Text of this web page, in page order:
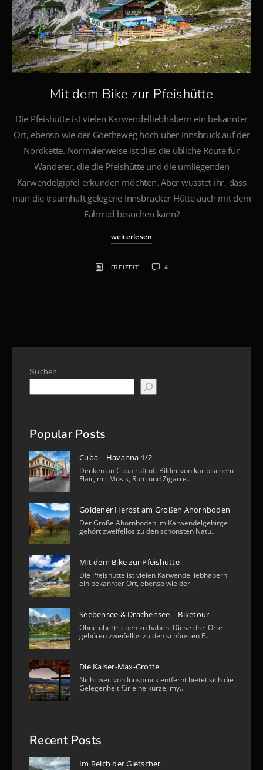
Mit dem Bike zur Pfeishütte
Die Pfeishütte ist vielen Karwendelliebhabern ein bekannter
Ort, ebenso wie der Goetheweg hoch über Innsbruck auf der
Nordkette. Normalerweise ist dies die übliche Route für
Wanderer, die die Pfeishütte und die umliegenden
Karwendelgipfel erkunden möchten. Aber wusstet ihr, dass
man die traumhaft gelegene Innsbrucker Hütte auch mit dem
Fahrrad besuchen kann?
weiterlesen
FREIZEIT 4
Suchen
Popular Posts
Cuba – Havanna 1/2
Denken an Cuba ruft oft Bilder von karibischem
Flair, mit Musik, Rum und Zigarre..
Goldener Herbst am Großen Ahornboden
Der Große Ahornboden im Karwendelgebirge
gehört zweifellos zu den schönsten Natu..
Mit dem Bike zur Pfeishütte
Die Pfeishütte ist vielen Karwendelliebhabern
ein bekannter Ort, ebenso wie der..
Seebensee & Drachensee – Biketour
Ohne übertrieben zu haben: Diese drei Orte
gehören zweifellos zu den schönsten F..
Die Kaiser-Max-Grotte
Nicht weit von Innsbruck entfernt bietet sich die
Gelegenheit für eine kurze, my..
Recent Posts
Im Reich der Gletscher